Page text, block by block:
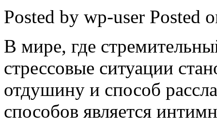
Posted by wp-user Posted
В мире, где
стрессовые ситуации
отдушину и способ
способов является